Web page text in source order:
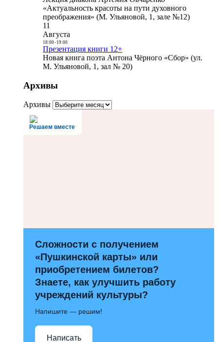
«Актуальность красоты на пути духовного
преображения» (М. Ульяновой, 1, зале №12)
11
Августа
18:00- 19:00
Презентация книги 12+
Новая книга поэта Антона Чёрного «Сбор» (ул.
М. Ульяновой, 1, зал № 20)
Архивы
Архивы
Решаем вместе
Сложности с получением
«Пушкинской карты» или
приобретением билетов?
Знаете, как улучшить работу
учреждений культуры?
Напишите — решим!
Написать